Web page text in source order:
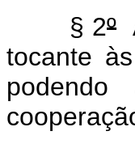
§ 2º
tocante